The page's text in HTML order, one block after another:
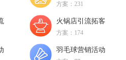
方案：231
火锅店引流拓客
方案：174
羽毛球营销活动